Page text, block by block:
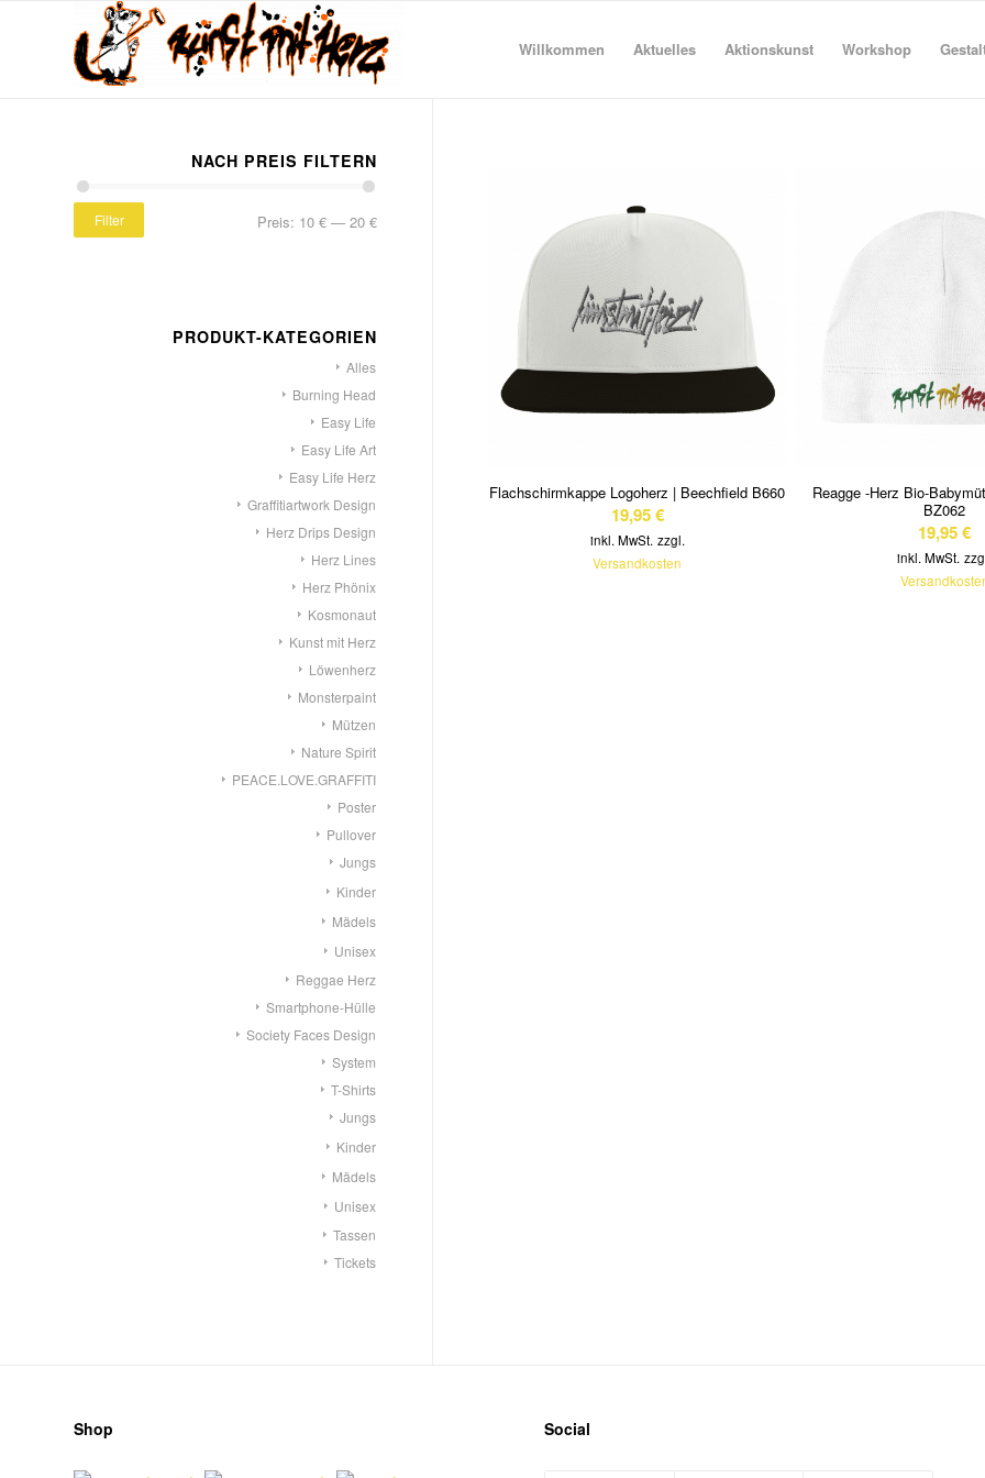
Willkommen Aktuelles Aktionskunst Workshop
Flachschirmkappe Logoherz | Beechfield B660
19,95€
inkl. MwSt. zzgl.
Versandkosten
Reagge -Herz Bio-
BZ062
19,95€
inkl. MwSt.
NACH PREIS FILTERN
Filter Preis: 10 €— 20 €
PRODUKT-KATEGORIEN
Alles
Burning Head
Easy Life
Easy Life Art
Easy Life Herz
Graffitiartwork Design
Herz Drips Design
Herz Lines
Herz Phönix
Kosmonaut
Kunst mit Herz
Löwenherz
Monsterpaint
Mützen
Nature Spirit
PEACE.LOVE.GRAFFITI
Poster
Pullover
Jungs
Kinder
Mädels
Unisex
Reggae Herz
Smartphone-Hülle
Society Faces Design
System
T-Shirts
Jungs
Kinder
Mädels
Unisex
Tassen
Tickets
Shop Social